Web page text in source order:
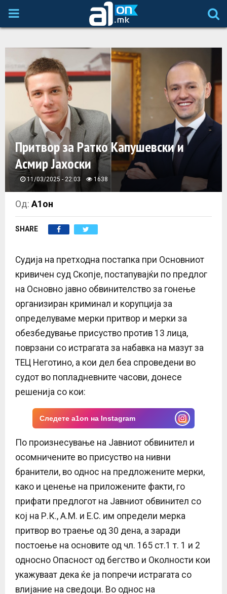
P
I
R
M
E
N
U
Притвор за Ратко Капушевски и
Асмир Јахоски
11/03/2025 - 22:03 1638
Од:А1он
SHARE
Судија на претходна постапка при Основниот
кривичен суд Скопје, постапувајќи по предлог
на Основно јавно обвинителство за гонење
организиран криминал и корупција за
определуваме мерки притвор и мерки за
обезбедување присуство против 13 лица,
поврзани со истрагата за набавка на мазут за
ТЕЦ Неготино, а кои дел беа спроведени во
судот во попладневните часови, донесе
решенија со кои:
Следете a1on на Instagram
По прoизнесување на Јавниот обвинител и
осомничените во присуство на нивни
бранители, во однос на предложените мерки,
како и ценење на приложените факти, го
прифати предлогот на Јавниот обвинител со
кој на Р.К., А.М. и Е.С. им определи мерка
притвор во траење од 30 дена, а заради
постоење на основите од чл. 165 ст.1 т. 1 и 2
односно Опасност од бегство и Околности кои
укажуваат дека ќе ја попречи истрагата со
влијание на сведоци. Во однос на